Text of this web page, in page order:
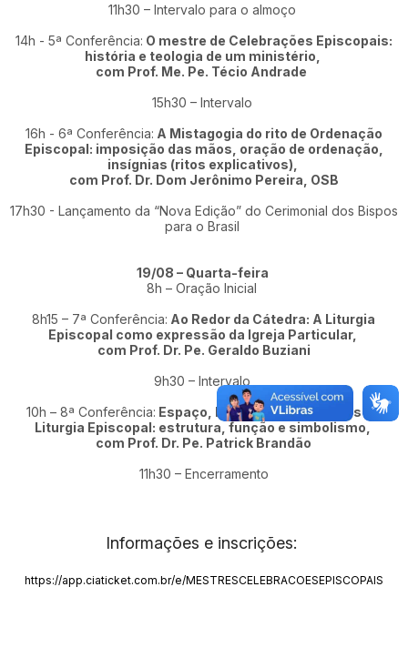
11h30 – Intervalo para o almoço
14h - 5ª Conferência: O mestre de Celebrações Episcopais:
história e teologia de um ministério,
com Prof. Me. Pe. Técio Andrade
15h30 – Intervalo
16h - 6ª Conferência: A Mistagogia do rito de Ordenação
Episcopal: imposição das mãos, oração de ordenação,
insígnias (ritos explicativos),
com Prof. Dr. Dom Jerônimo Pereira, OSB
17h30 - Lançamento da “Nova Edição” do Cerimonial dos Bispos
para o Brasil
19/08 – Quarta-feira
8h – Oração Inicial
8h15 – 7ª Conferência: Ao Redor da Cátedra: A Liturgia
Episcopal como expressão da Igreja Particular,
com Prof. Dr. Pe. Geraldo Buziani
9h30 – Intervalo
10h – 8ª Conferência: Espaço, Ministérios e Serviços na
Liturgia Episcopal: estrutura, função e simbolismo,
com Prof. Dr. Pe. Patrick Brandão
11h30 – Encerramento
Informações e inscrições:
https://app.ciaticket.com.br/e/MESTRESCELEBRACOESEPISCOPAIS